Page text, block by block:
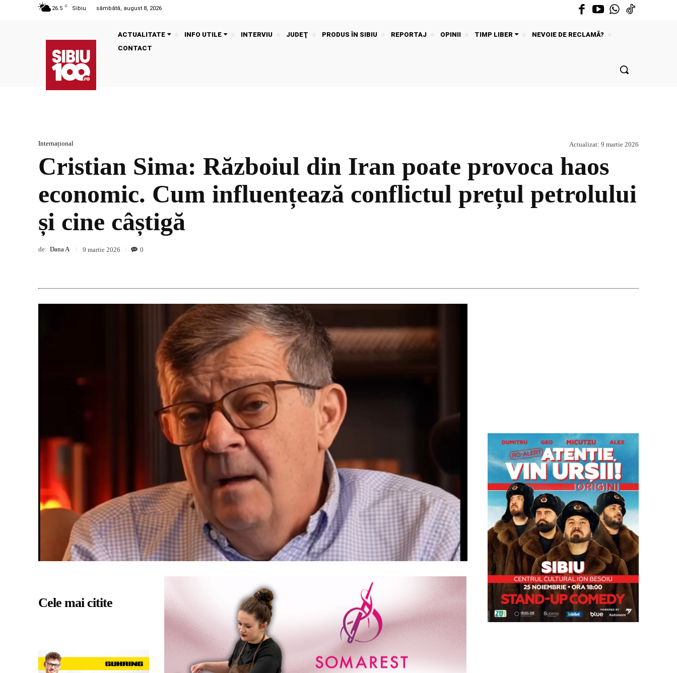
26.5 C Sibiu sâmbătă, august 8, 2026
ACTUALITATE INFO UTILE INTERVIU JUDEŢ PRODUS ÎN SIBIU REPORTAJ OPINII TIMP LIBER
NEVOIE DE RECLAMĂ?
CONTACT
Internațional Actualizat: 9 martie 2026
Cristian Sima: Războiul din Iran poate provoca haos
economic. Cum influențează conflictul prețul petrolului
și cine câștigă
de: Dana A 9 martie 2026 0
Cele mai citite